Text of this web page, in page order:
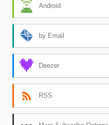
Android
by Email
Deezer
RSS